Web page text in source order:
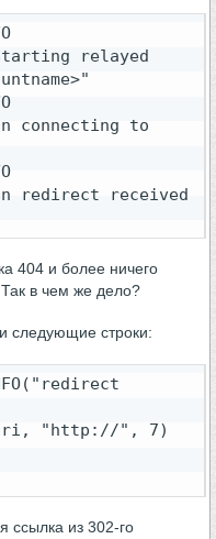
relayed
connecting to
redirect received
404 и более ничего
в чем же дело?
следующие строки:
ссылка из 302-го